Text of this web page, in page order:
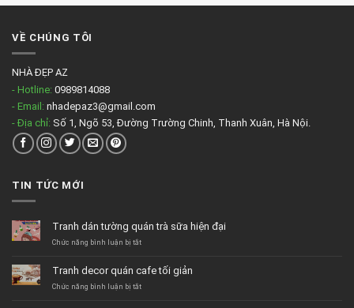
VỀ CHÚNG TÔI
NHÀ ĐẸP AZ
- Hotline: 0989814088
- Email: nhadepaz3@gmail.com
- Địa chỉ: Số 1, Ngõ 53, Đường Trường Chinh, Thanh Xuân, Hà Nội.
TIN TỨC MỚI
Tranh dán tường quán trà sữa hiện đại
Chức năng bình luận bị tắtở
tường
quán
Tranh decor quán cafe tối giản
Chức năng bình luận bị tắtở